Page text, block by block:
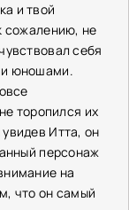
и твой
сожалению, не
себя
юношами.
торопился их
Итта, он
персонаж
на
что он самый